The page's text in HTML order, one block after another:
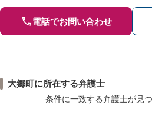
電話でお問い合わせ
大郷町に所在する弁護士
条件に一致する弁護士が見